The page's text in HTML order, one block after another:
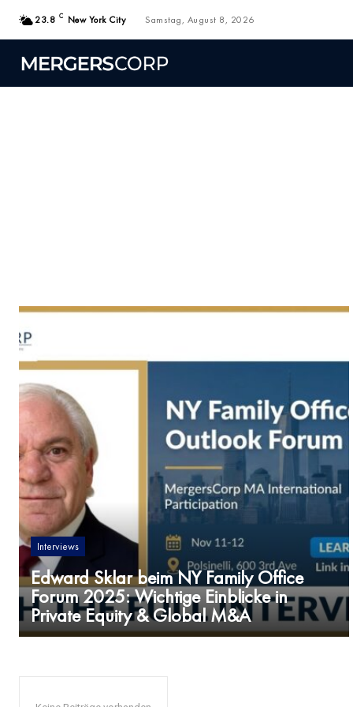
23.8 C New York City Samstag, August 8, 2026
Interviews
Edward Sklar beim NY Family Office
Forum 2025: Wichtige Einblicke in
Private Equity & Global M&A